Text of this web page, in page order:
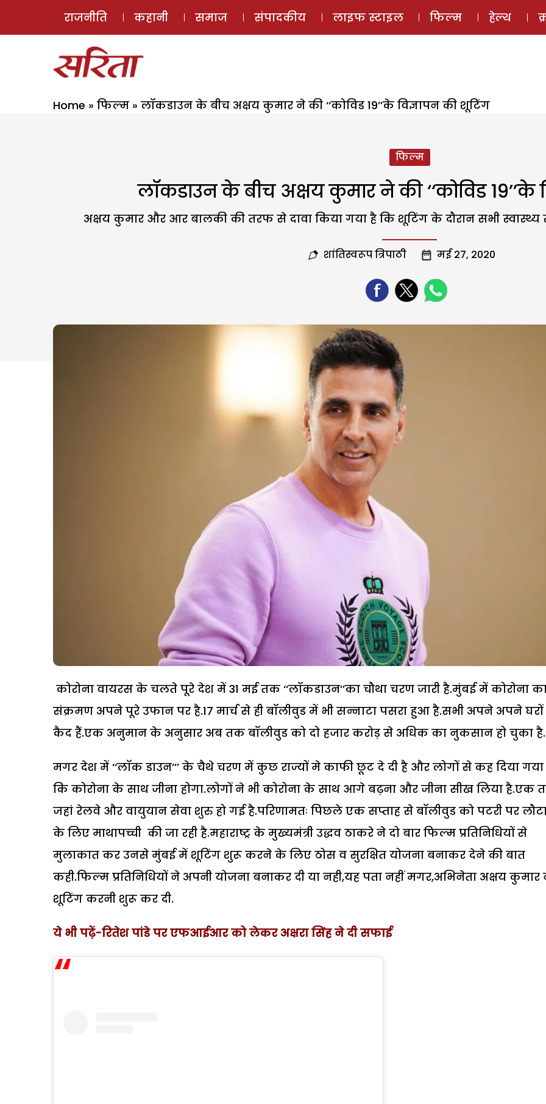
ई-मैगज़ीन
राजनीति कहानी समाज संपादकीय लाइफ स्टाइल फिल्म हेल्थ
Home » फिल्म » लॉकडाउन के बीच अक्षय कुमार ने की ‘‘कोविड 19’’के विज्ञापन की शूटिंग
फिल्म
लॉकडाउन के बीच अक्षय कुमार ने की ‘‘कोविड 19’’के
अक्षय कुमार और आर बालकी की तरफ से दावा किया गया है कि शूटिंग के दौरान सभी स्वास्थ्य
शांतिस्वरूप त्रिपाठी मई 27, 2020
कोरोना वायरस के चलते पूरे देश में 31 मई तक ‘‘लॉकडाउन’’का चौथा चरण जारी है.मुंबई में कोरोना
संक्रमण अपने पूरे उफान पर है.17 मार्च से ही बॉलीवुड में भी सन्नाटा पसरा हुआ है.सभी अपने अपने
कैद हैं.एक अनुमान के अनुसार अब तक बॉलीवुड को दो हजार करोड़ से अधिक का नुकसान हो चुका है.
मगर देश में ‘‘लाॅक डाउन’’’ के चैथे चरण में कुछ राज्यों मे काफी छूट दे दी है और लोगों से कह दिया गया
कि कोरोना के साथ जीना होगा.लोगों ने भी कोरोना के साथ आगे बढ़ना और जीना सीख लिया है.एक
जहां रेलवे और वायुयान सेवा शुरु हो गई है.परिणामतः पिछले एक सप्ताह से बाॅलीवुड को पटरी पर
के लिए माथापच्ची की जा रही है.महाराष्ट्र के मुख्यमंत्री उद्धव ठाकरे ने दो बार फिल्म प्रतिनिधियों से
मुलाकात कर उनसे मुंबई में शूटिंग शुरू करने के लिए ठोस व सुरक्षित योजना बनाकर देने की बात
कही.फिल्म प्रतिनिधियों ने अपनी योजना बनाकर दी या नही,यह पता नहीं मगर,अभिनेता अक्षय कुमार
शूटिंग करनी शुरू कर दी.
ये भी पढ़ें-रितेश पांडे पर एफआईआर को लेकर अक्षरा सिंह ने दी सफाई